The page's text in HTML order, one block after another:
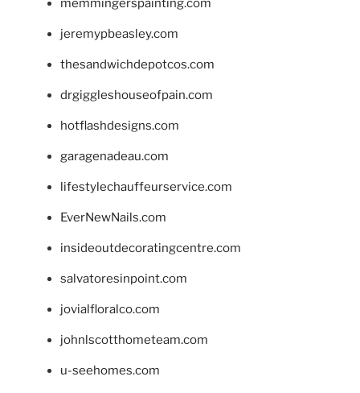
memmingerspainting.com
jeremypbeasley.com
thesandwichdepotcos.com
drgiggleshouseofpain.com
hotflashdesigns.com
garagenadeau.com
lifestylechauffeurservice.com
EverNewNails.com
insideoutdecoratingcentre.com
salvatoresinpoint.com
jovialfloralco.com
johnlscotthometeam.com
u-seehomes.com